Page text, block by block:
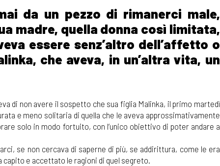
da un pezzo di rimanerci male,
madre, quella donna così limitata,
essere senz’altro dell’affetto o
che aveva, in un’altra vita, un
di non avere il sospetto che sua figlia Malinka, il primo martedì
e meno solitaria di quella che le aveva approssimativamente
solo in modo fortuito, con l’unico obiettivo di poter andare a
se non cercava di saperne di più, se addirittura, come le era
e accettato le ragioni di quel segreto.